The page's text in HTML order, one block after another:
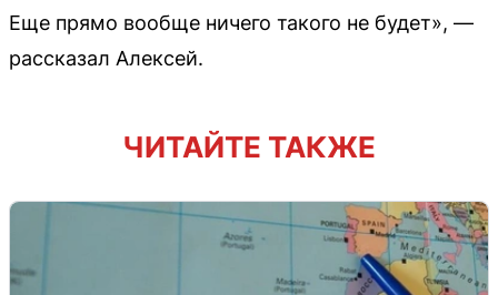
Еще прямо вообще ничего такого не будет», —
рассказал Алексей.
ЧИТАЙТЕ ТАКЖЕ